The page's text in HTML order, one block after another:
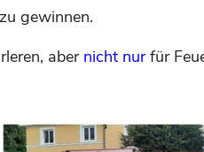
gewinnen.
aber nicht nurfür